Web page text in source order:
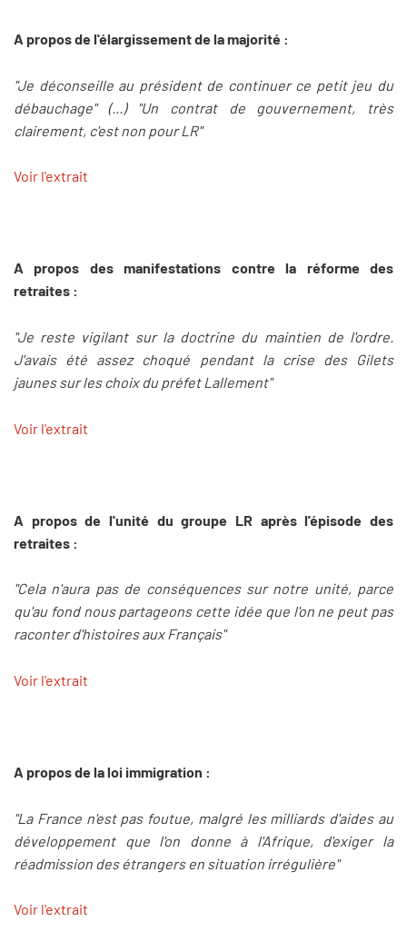
A propos de l'élargissement de la majorité :
"Je déconseille au président de continuer ce petit jeu du
débauchage" (...) "Un contrat de gouvernement, très
clairement, c'est non pour LR"
Voir l'extrait
A propos des manifestations contre la réforme des
retraites :
"Je reste vigilant sur la doctrine du maintien de l'ordre.
J'avais été assez choqué pendant la crise des Gilets
jaunes sur les choix du préfet Lallement"
Voir l'extrait
A propos de l'unité du groupe LR après l'épisode des
retraites :
"Cela n'aura pas de conséquences sur notre unité, parce
qu'au fond nous partageons cette idée que l'on ne peut pas
raconter d'histoires aux Français"
Voir l'extrait
A propos de la loi immigration :
"La France n'est pas foutue, malgré les milliards d'aides au
développement que l'on donne à l'Afrique, d'exiger la
réadmission des étrangers en situation irrégulière"
Voir l'extrait